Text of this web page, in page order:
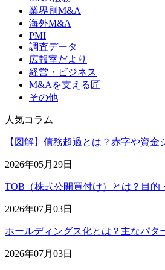
業界別M&A
海外M&A
PMI
調査データ
広報室だより
経営・ビジネス
M&Aを支える匠
その他
人気コラム
【図解】債務超過とは？赤字や資
2026年05月29日
TOB（株式公開買付け）とは？目
2026年07月03日
ホールディングス化とは？主なパ
2026年07月03日